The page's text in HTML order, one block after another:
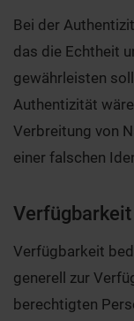
Bei der
das die Echtheit
gewährleisten
Authentizität
Verbreitung von
einer falschen
Verfügbarkeit
Verfügbarkeit
generell zur
berechtigten